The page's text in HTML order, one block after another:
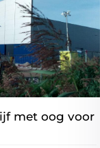
met oog voor